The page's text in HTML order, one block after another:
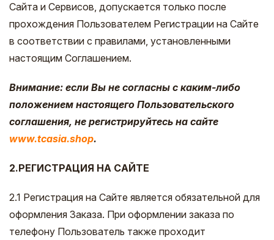
Сайта и Сервисов, допускается только после
прохождения Пользователем Регистрации на Сайте
в соответствии с правилами, установленными
настоящим Соглашением.
Внимание: если Вы не согласны с каким-либо
положением настоящего Пользовательского
соглашения, не регистрируйтесь на сайте
www.tcasia.shop.
2.РЕГИСТРАЦИЯ НА САЙТЕ
2.1 Регистрация на Сайте является обязательной для
оформления Заказа. При оформлении заказа по
телефону Пользователь также проходит